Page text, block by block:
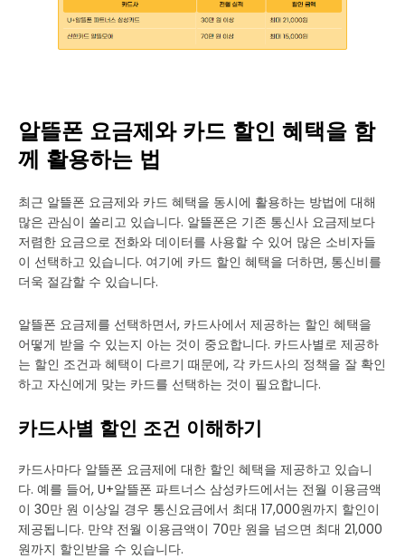
알뜰폰 요금제와 카드 할인 혜택을 함
께 활용하는 법
최근 알뜰폰 요금제와 카드 혜택을 동시에 활용하는 방법에 대해
많은 관심이 쏠리고 있습니다. 알뜰폰은 기존 통신사 요금제보다
저렴한 요금으로 전화와 데이터를 사용할 수 있어 많은 소비자들
이 선택하고 있습니다. 여기에 카드 할인 혜택을 더하면, 통신비를
더욱 절감할 수 있습니다.
알뜰폰 요금제를 선택하면서, 카드사에서 제공하는 할인 혜택을
어떻게 받을 수 있는지 아는 것이 중요합니다. 카드사별로 제공하
는 할인 조건과 혜택이 다르기 때문에, 각 카드사의 정책을 잘 확인
하고 자신에게 맞는 카드를 선택하는 것이 필요합니다.
카드사별 할인 조건 이해하기
카드사마다 알뜰폰 요금제에 대한 할인 혜택을 제공하고 있습니
다. 예를 들어, U+알뜰폰 파트너스 삼성카드에서는 전월 이용금액
이 30만 원 이상일 경우 통신요금에서 최대 17,000원까지 할인이
제공됩니다. 만약 전월 이용금액이 70만 원을 넘으면 최대 21,000
원까지 할인받을 수 있습니다.